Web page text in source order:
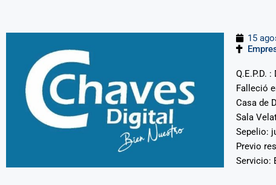
15
Q.E.P.D.
Falleció
Casa de
Sala
Sepelio:
Previo
Servicio: